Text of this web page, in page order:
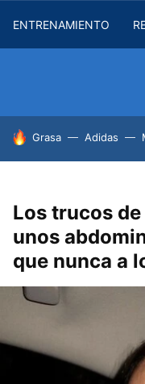
ENTRENAMIENTO
HOY SE HABLA DE
Grasa Adidas
Los trucos
unos
que nunca a